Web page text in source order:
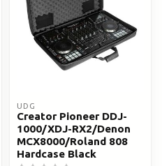
UDG
Creator Pioneer DDJ-
1000/XDJ-RX2/Denon
MCX8000/Roland 808
Hardcase Black